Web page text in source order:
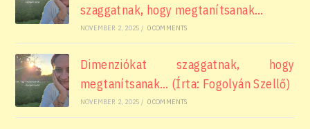
szaggatnak, hogy megtanítsanak…
NOVEMBER 2, 2025 / 0 COMMENTS
Dimenziókat szaggatnak, hogy
megtanítsanak… (Írta: Fogolyán Szellő)
NOVEMBER 2, 2025 / 0 COMMENTS